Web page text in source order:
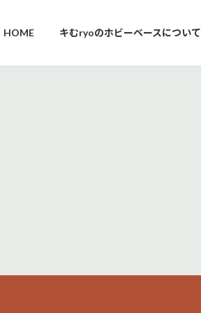
HOME キむryoのホビーベースについて